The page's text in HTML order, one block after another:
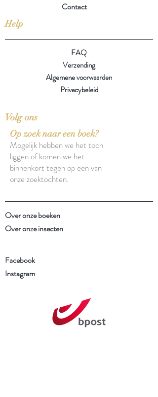
Contact
Help
FAQ
Verzending
Algemene voorwaarden
Privacybeleid
Volg ons
Op zoek naar een boek?
Mogelijk hebben we het toch
liggen of komen we het
binnenkort tegen op een van
onze zoektochten.
Over onze boeken
Over onze insecten
Facebook
Instagram